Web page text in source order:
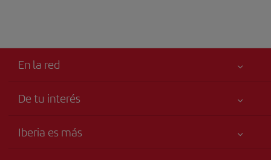
En la red
De tu interés
Tu seguridad es lo primero
Iberia es más